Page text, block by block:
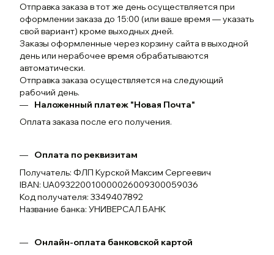
Отправка заказа в тот же день осуществляется при
оформлении заказа до 15:00 (или ваше время — указать
свой вариант) кроме выходных дней.
Заказы оформленные через корзину сайта в выходной
день или нерабочее время обрабатываются
автоматически.
Отправка заказа осуществляется на следующий
рабочий день.
Наложенный платеж "Новая Почта"
Оплата заказа после его получения.
Оплата по реквизитам
Получатель: ФЛП Курской Максим Сергеевич
IBAN: UA093220010000026009300059036
Код получателя: 3349407892
Название банка: УНИВЕРСАЛ БАНК
Онлайн-оплата банковской картой